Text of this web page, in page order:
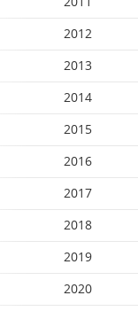
2012
2013
2014
2015
2016
2017
2018
2019
2020